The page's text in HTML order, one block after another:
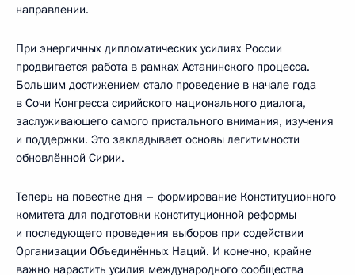
направлении.
При энергичных дипломатических усилиях России
продвигается работа в рамках Астанинского процесса.
Большим достижением стало проведение в начале года
в Сочи Конгресса сирийского национального диалога,
заслуживающего самого пристального внимания, изучения
и поддержки. Это закладывает основы легитимности
обновлённой Сирии.
Теперь на повестке дня – формирование Конституционного
комитета для подготовки конституционной реформы
и последующего проведения выборов при содействии
Организации Объединённых Наций. И конечно, крайне
важно нарастить усилия международного сообщества